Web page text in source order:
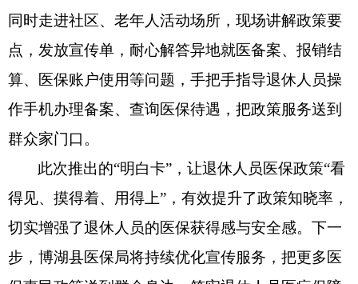
同时走进社区、老年人活动场所，现场讲解政策要
点，发放宣传单，耐心解答异地就医备案、报销结
算、医保账户使用等问题，手把手指导退休人员操
作手机办理备案、查询医保待遇，把政策服务送到
群众家门口。
此次推出的“明白卡”，让退休人员医保政策“看
得见、摸得着、用得上”，有效提升了政策知晓率，
切实增强了退休人员的医保获得感与安全感。下一
步，博湖县医保局将持续优化宣传服务，把更多医